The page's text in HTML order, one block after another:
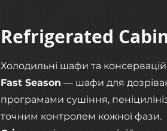
Refrigerated
Холодильні шафи та
Fast Season — шафи для
програмами сушіння,
точним контролем кожної фази.